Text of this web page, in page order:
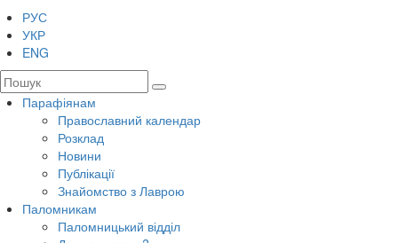
РУС
УКР
ENG
Парафіянам
Православний календар
Розклад
Новини
Публікації
Знайомство з Лаврою
Паломникам
Паломницький відділ